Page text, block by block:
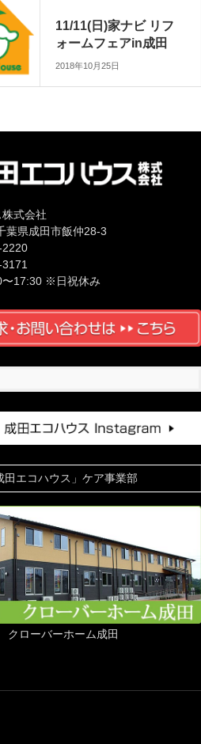
11/11(日)家ナビ リフ
ォームフェアin成田
2018年10月25日
式会社
県成田市飯仲28-3
2220
3171
〜17:30 ※日祝休み
田エコハウス」ケア事業部
クローバーホーム成田